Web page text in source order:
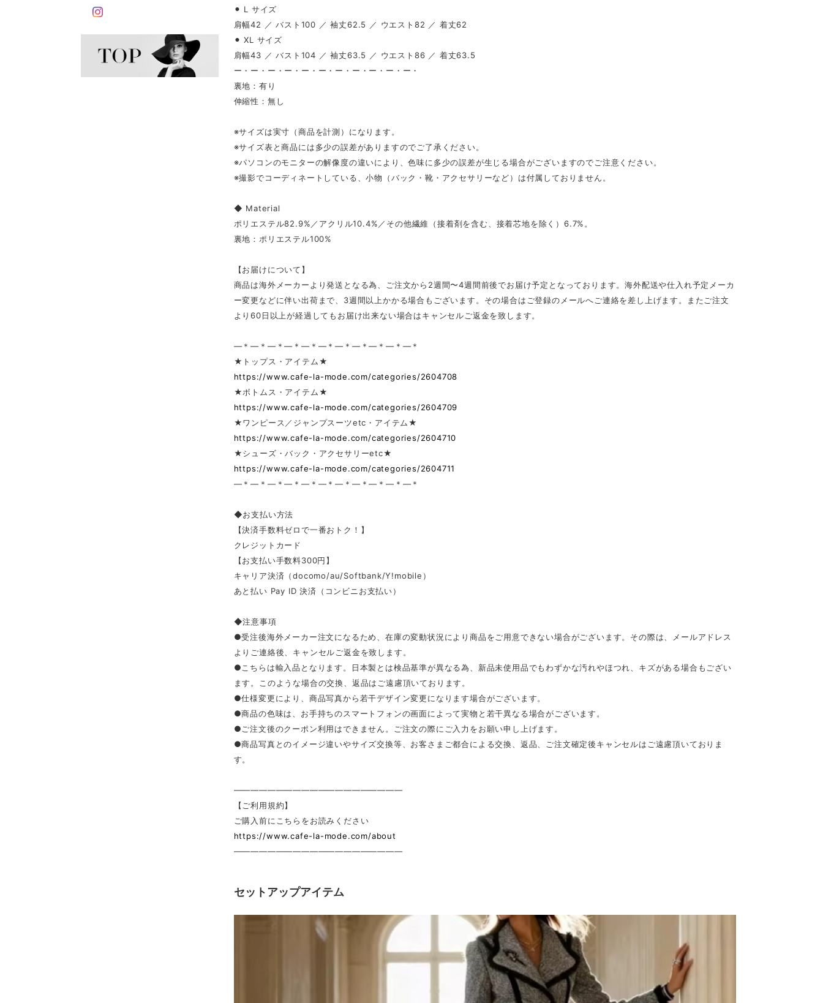
⚫︎ L サイズ
肩幅42 ／ バスト100 ／ 袖丈62.5 ／ ウエスト82 ／ 着丈62
⚫︎ XL サイズ
肩幅43 ／ バスト104 ／ 袖丈63.5 ／ ウエスト86 ／ 着丈63.5
ー・ー・ー・ー・ー・ー・ー・ー・ー・ー・ー・
裏地：有り
伸縮性：無し
※サイズは実寸（商品を計測）になります。
※サイズ表と商品には多少の誤差がありますのでご了承ください。
※パソコンのモニターの解像度の違いにより、色味に多少の誤差が生じる場合がございますのでご注意ください。
※撮影でコーディネートしている、小物（バック・靴・アクセサリーなど）は付属しておりません。
◆ Material
ポリエステル82.9%／アクリル10.4%／その他繊維（接着剤を含む、接着芯地を除く）6.7%。
裏地：ポリエステル100%
【お届けについて】
商品は海外メーカーより発送となる為、ご注文から2週間〜4週間前後でお届け予定となっております。海外配送や仕入れ予定メーカ
ー変更などに伴い出荷まで、3週間以上かかる場合もございます。その場合はご登録のメールへご連絡を差し上げます。またご注文
より60日以上が経過してもお届け出来ない場合はキャンセルご返金を致します。
—＊—＊—＊—＊—＊—＊—＊—＊—＊—＊—＊
★トップス・アイテム★
https://www.cafe-la-mode.com/categories/2604708
★ボトムス・アイテム★
https://www.cafe-la-mode.com/categories/2604709
★ワンピース／ジャンプスーツetc・アイテム★
https://www.cafe-la-mode.com/categories/2604710
★シューズ・バック・アクセサリーetc★
https://www.cafe-la-mode.com/categories/2604711
—＊—＊—＊—＊—＊—＊—＊—＊—＊—＊—＊
◆お支払い方法
【決済手数料ゼロで一番おトク！】
クレジットカード
【お支払い手数料300円】
キャリア決済（docomo/au/Softbank/Y!mobile）
あと払い Pay ID 決済（コンビニお支払い）
◆注意事項
●受注後海外メーカー注文になるため、在庫の変動状況により商品をご用意できない場合がございます。その際は、メールアドレス
よりご連絡後、キャンセルご返金を致します。
●こちらは輸入品となります。日本製とは検品基準が異なる為、新品未使用品でもわずかな汚れやほつれ、キズがある場合もござい
ます。このような場合の交換、返品はご遠慮頂いております。
●仕様変更により、商品写真から若干デザイン変更になります場合がございます。
●商品の色味は、お手持ちのスマートフォンの画面によって実物と若干異なる場合がございます。
●ご注文後のクーポン利用はできません。ご注文の際にご入力をお願い申し上げます。
●商品写真とのイメージ違いやサイズ交換等、お客さまご都合による交換、返品、ご注文確定後キャンセルはご遠慮頂いておりま
す。
————————————————————
【ご利用規約】
ご購入前にこちらをお読みください
https://www.cafe-la-mode.com/about
————————————————————
セットアップアイテム